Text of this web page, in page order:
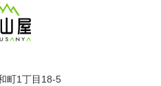
町1丁目18-5